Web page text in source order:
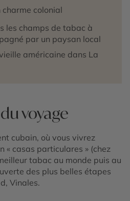
colonial
les champs de tabac à
par un paysan local
américaine dans La
voyage
cubain, où vous vivrez
« casas particulares » (chez
tabac au monde puis au
des plus belles étapes
Vinales.